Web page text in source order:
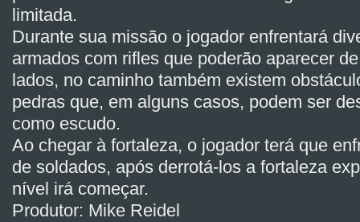
limitada.
Durante sua missão o jogador enfrentará
armados com rifles que poderão aparecer
lados, no caminho também existem
pedras que, em alguns casos, podem ser
como escudo.
Ao chegar à fortaleza, o jogador terá que
de soldados, após derrotá-los a fortaleza
nível irá começar.
Produtor: Mike Reidel